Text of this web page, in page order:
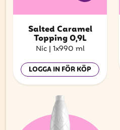
Salted Caramel
Topping 0,9L
Nic | 1x990 ml
LOGGA IN FÖR KÖP